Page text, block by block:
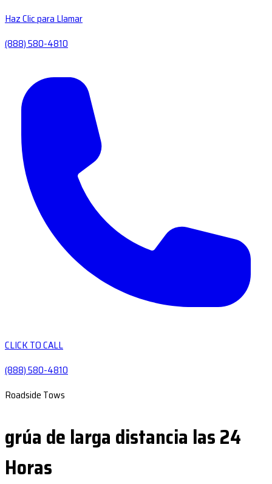
Haz Clic para Llamar
(888) 580-4810
CLICK TO CALL
(888) 580-4810
Roadside Tows
grúa de larga distancia las 24
Horas